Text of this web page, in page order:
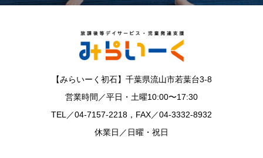
【みらいーく初石】千葉県流山市若葉台3-8
営業時間／平日・土曜10:00〜17:30
TEL／04-7157-2218，FAX／04-3332-8932
休業日／日曜・祝日